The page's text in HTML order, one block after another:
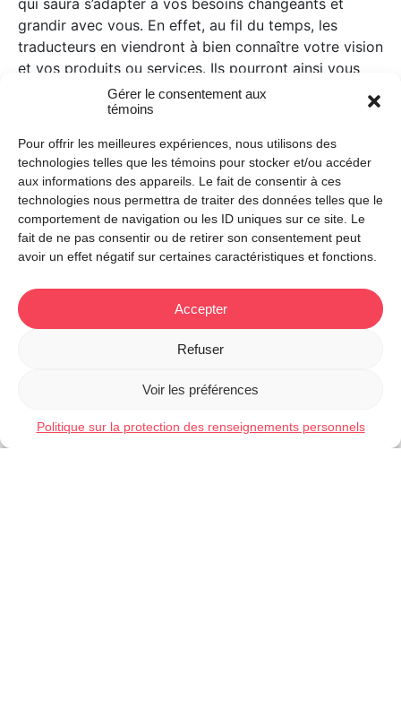
Gérer le consentement aux
témoins
Pour offrir les meilleures expériences, nous utilisons des
technologies telles que les témoins pour stocker et/ou accéder
aux informations des appareils. Le fait de consentir à ces
technologies nous permettra de traiter des données telles que le
comportement de navigation ou les ID uniques sur ce site. Le
fait de ne pas consentir ou de retirer son consentement peut
avoir un effet négatif sur certaines caractéristiques et fonctions.
Accepter
Refuser
Voir les préférences
Politique sur la protection des renseignements personnels
qui saura s’adapter à vos besoins changeants et
grandir avec vous. En effet, au fil du temps, les
traducteurs en viendront à bien connaître votre vision
et vos produits ou services. Ils pourront ainsi vous
remettre des traductions de qualité qui seront bien
adaptées à votre contexte unique. De plus, la
la terminologie à employer, et même vous aider à
créer desglossairesou des lexiques. C’est un net
avantage pour une PME qui produit de plus en plus
de documents et qui veut s’assurer de leur uniformité.
Quels autres services peut
m’offrir la compagnie de
Saviez-vous que SLRR Cabinet de traduction est une
compagnie de traduction qui offre d’autres types de
services linguistiques pour vous aider à atteindre de